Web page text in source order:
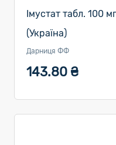
Імустат табл.
(Україна)
Дарниця ФФ
143.80 ₴